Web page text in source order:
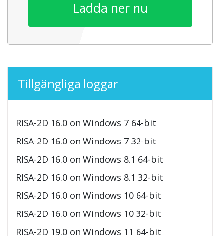
Ladda ner nu
Tillgängliga loggar
RISA-2D 16.0 on Windows 7 64-bit
RISA-2D 16.0 on Windows 7 32-bit
RISA-2D 16.0 on Windows 8.1 64-bit
RISA-2D 16.0 on Windows 8.1 32-bit
RISA-2D 16.0 on Windows 10 64-bit
RISA-2D 16.0 on Windows 10 32-bit
RISA-2D 19.0 on Windows 11 64-bit